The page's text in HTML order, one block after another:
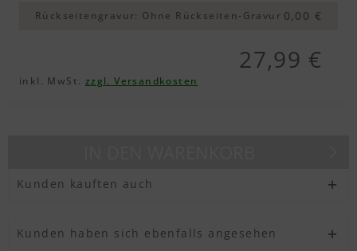
Textvorschau
Textvorschau
Rückseitengravur: Ohne Rückseiten-Gravur 0,00 €
27,99 €
inkl. MwSt. zzgl. Versandkosten
Kunden kauften auch
Kunden haben sich ebenfalls angesehen